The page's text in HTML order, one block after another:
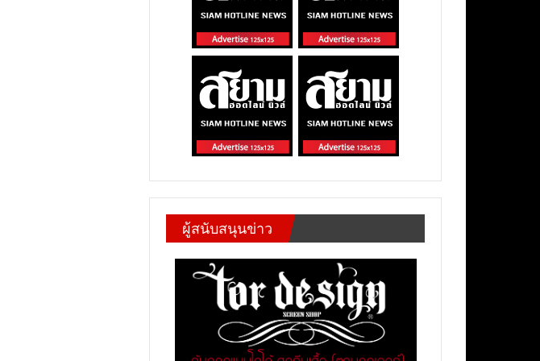
ผู้สนับสนุนข่าว